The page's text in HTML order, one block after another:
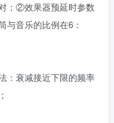
②效果器预延时参数
音乐的比例在6：
衰减接近下限的频率